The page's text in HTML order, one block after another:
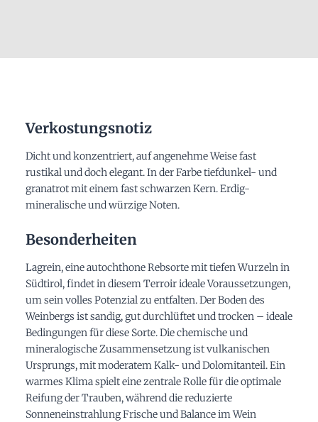
Verkostungsnotiz
Dicht und konzentriert, auf angenehme Weise fast
rustikal und doch elegant. In der Farbe tiefdunkel- und
granatrot mit einem fast schwarzen Kern. Erdig-
mineralische und würzige Noten.
Besonderheiten
Lagrein, eine autochthone Rebsorte mit tiefen Wurzeln in
Südtirol, findet in diesem Terroir ideale Voraussetzungen,
um sein volles Potenzial zu entfalten. Der Boden des
Weinbergs ist sandig, gut durchlüftet und trocken – ideale
Bedingungen für diese Sorte. Die chemische und
mineralogische Zusammensetzung ist vulkanischen
Ursprungs, mit moderatem Kalk- und Dolomitanteil. Ein
warmes Klima spielt eine zentrale Rolle für die optimale
Reifung der Trauben, während die reduzierte
Sonneneinstrahlung Frische und Balance im Wein